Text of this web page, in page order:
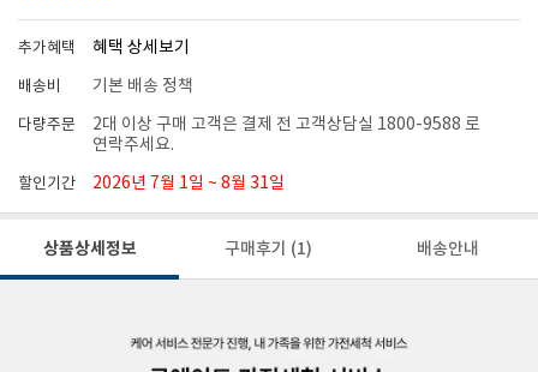
추가혜택 혜택 상세보기
배송비 기본 배송 정책
다량주문
2대 이상 구매 고객은 결제 전 고객상담실 1800-9588 로
연락주세요.
할인기간 2026년 7월 1일 ~ 8월 31일
상품상세정보 구매후기 (1) 배송안내